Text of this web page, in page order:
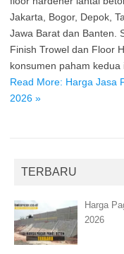
Jakarta, Bogor, Depok,
Jawa Barat dan Banten.
Finish Trowel dan Floor
konsumen paham
Read More: Harga Jasa
2026 »
TERBARU
Harga
2026